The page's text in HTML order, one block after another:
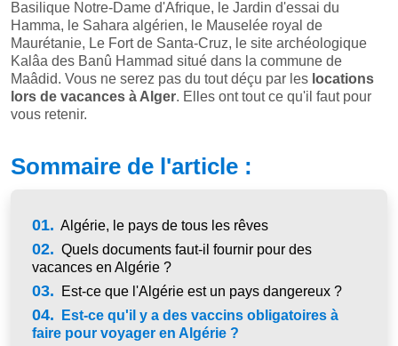
Basilique Notre-Dame d'Afrique, le Jardin d'essai du
Hamma, le Sahara algérien, le Mauselée royal de
Maurétanie, Le Fort de Santa-Cruz, le site archéologique
Kalâa des Banû Hammad situé dans la commune de
Maâdid. Vous ne serez pas du tout déçu par les locations
lors de vacances à Alger. Elles ont tout ce qu'il faut pour
vous retenir.
Sommaire de l'article :
01. Algérie, le pays de tous les rêves
02. Quels documents faut-il fournir pour des
vacances en Algérie ?
03. Est-ce que l'Algérie est un pays dangereux ?
04.
Est-ce qu'il y a des vaccins obligatoires à
faire pour voyager en Algérie ?